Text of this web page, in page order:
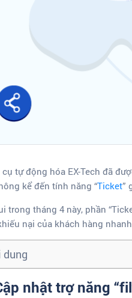
cụ tự động hóa EX-Tech đã
kể đến tính năng “Ticket”
trong tháng 4 này, phần
nại của khách hàng
dung
nhật trợ năng